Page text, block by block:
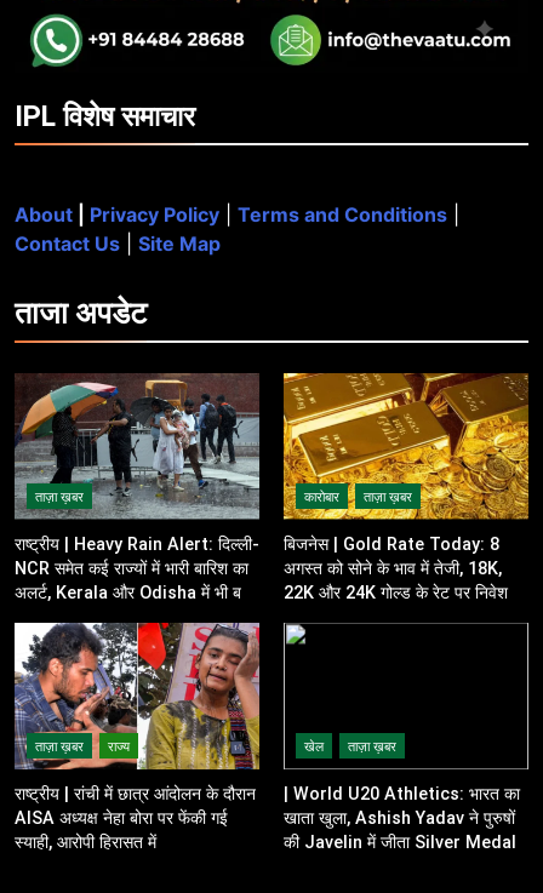
IPL विशेष समाचार
About Privacy Policy Terms and Conditions
Contact Us
Site Map
ताजाअपडेट
ताज़ा ख़बर
राष्ट्रीय | Heavy Rain Alert: दिल्ली-
NCR समेत कई राज्यों में भारी बारिश का
अलर्ट, Kerala और Odisha में भी बढ़ी
कारोबार ताज़ा ख़बर
बिजनेस | Gold Rate Today: 8
अगस्त को सोने के भाव में तेजी, 18K,
22K और 24K गोल्ड के रेट पर निवेशकों
ताज़ा ख़बर राज्य
राष्ट्रीय | रांची में छात्र आंदोलन के दौरान
AISA अध्यक्ष नेहा बोरा पर फेंकी गई
स्याही, आरोपी हिरासत में
खेल ताज़ा ख़बर
| World U20 Athletics: भारत का
खाता खुला, Ashish Yadav ने पुरुषों
की Javelin में जीता Silver Medal